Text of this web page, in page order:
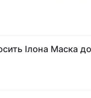
Ілона Маска